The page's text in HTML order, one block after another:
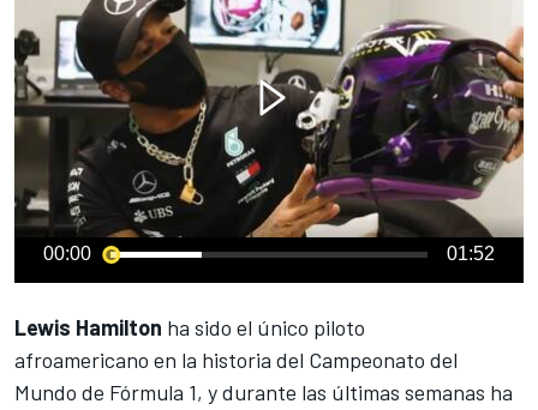
00:00 01:52
Lewis Hamilton ha sido el único piloto
afroamericano en la historia del Campeonato del
Mundo de Fórmula 1, y durante las últimas semanas ha